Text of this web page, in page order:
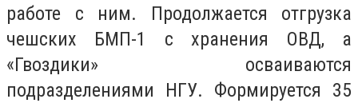
работе с ним. Продолжается отгрузка
чешских БМП-1 с хранения ОВД, а
«Гвоздики» осваиваются
подразделениями НГУ. Формируется 35